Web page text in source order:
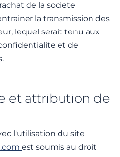
de la societe
la transmission des
lequel serait tenu aux
et de
et attribution de
l'utilisation du site
est soumis au droit